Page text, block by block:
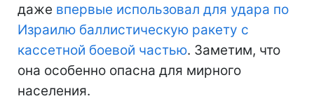
даже впервые использовал для удара по
Израилю баллистическую ракету с
кассетной боевой частью. Заметим, что
она особенно опасна для мирного
населения.